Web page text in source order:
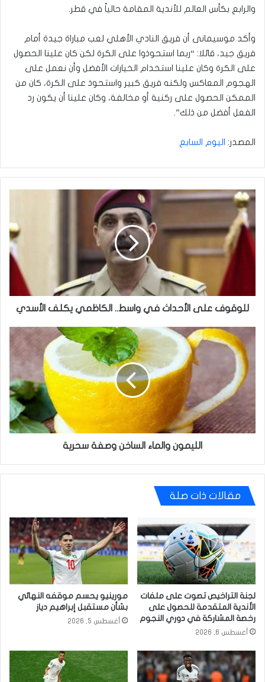
والرابع بكأس العالم للأندية المقامة حالياً في قطر.
وأكد موسيمانى أن فريق النادي الأهلي لعب مباراة جيدة أمام
فريق جيد، قائلا: “ربما استحوذوا على الكرة لكن كان علينا الحصول
على الكرة وكان علينا استخدام الخيارات الأفضل وأن نعمل على
الهجوم المعاكس ولكنه فريق كبير واستحوذ على الكرة، كان من
الممكن الحصول على ركنية أو مخالفة، وكان علينا أن يكون رد
الفعل أفضل من ذلك”.
المصدر: اليوم السابع
للوقوف
على
الأحداث
في
واسط..
الكاظمي
للوقوف على الأحداث في واسط.. الكاظمي يكلف الأسدي
الليمون
والماء
الساخن
وصفة
سحرية
الليمون والماء الساخن وصفة سحرية
مقالات ذات صلة
لجنة التراخيص تصوت على ملفات
الأندية المتقدمة للحصول على
رخصة المشاركة في دوري النجوم
أغسطس 6, 2026
مورينيو يحسم موقفه النهائي
بشأن مستقبل إبراهيم دياز
أغسطس 5, 2026